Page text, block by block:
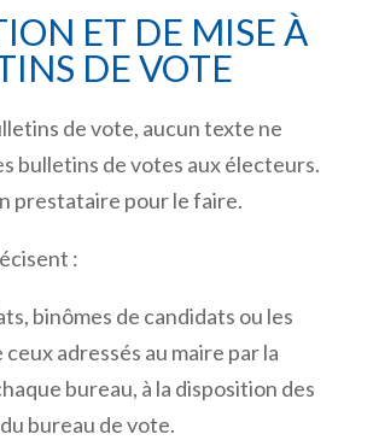
ET DE MISE À
DE VOTE
de vote, aucun texte ne
bulletins de votes aux électeurs.
prestataire pour le faire.
:
binômes de candidats ou les
adressés au maire par la
bureau, à la disposition des
bureau de vote.